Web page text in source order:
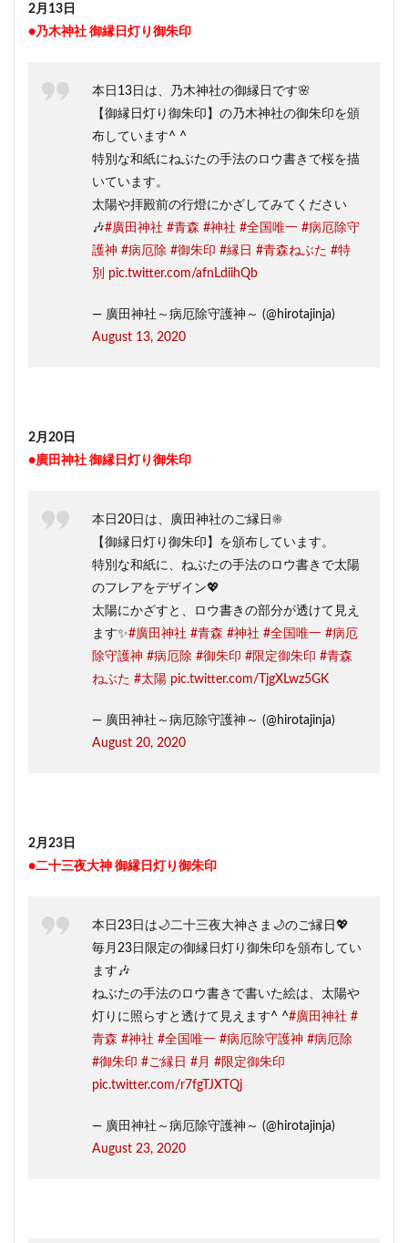
2月13日
●乃木神社 御縁日灯り御朱印
本日13日は、乃木神社の御縁日です🌸
【御縁日灯り御朱印】の乃木神社の御朱印を頒
布しています^ ^
特別な和紙にねぶたの手法のロウ書きで桜を描
いています。
太陽や拝殿前の行燈にかざしてみてください
🎶#廣田神社 #青森 #神社 #全国唯一 #病厄除守
護神 #病厄除 #御朱印 #縁日 #青森ねぶた #特
別 pic.twitter.com/afnLdiihQb
— 廣田神社～病厄除守護神～ (@hirotajinja)
August 13, 2020
2月20日
●廣田神社 御縁日灯り御朱印
本日20日は、廣田神社のご縁日☀️
【御縁日灯り御朱印】を頒布しています。
特別な和紙に、ねぶたの手法のロウ書きで太陽
のフレアをデザイン💖
太陽にかざすと、ロウ書きの部分が透けて見え
ます✨#廣田神社 #青森 #神社 #全国唯一 #病厄
除守護神 #病厄除 #御朱印 #限定御朱印 #青森
ねぶた #太陽 pic.twitter.com/TjgXLwz5GK
— 廣田神社～病厄除守護神～ (@hirotajinja)
August 20, 2020
2月23日
●二十三夜大神 御縁日灯り御朱印
本日23日は🌙二十三夜大神さま🌙のご縁日💖
毎月23日限定の御縁日灯り御朱印を頒布してい
ます🎶
ねぶたの手法のロウ書きで書いた絵は、太陽や
灯りに照らすと透けて見えます^ ^#廣田神社 #
青森 #神社 #全国唯一 #病厄除守護神 #病厄除
#御朱印 #ご縁日 #月 #限定御朱印
pic.twitter.com/r7fgTJXTQj
— 廣田神社～病厄除守護神～ (@hirotajinja)
August 23, 2020